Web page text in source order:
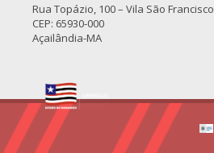
Rua Topázio, 100 – Vila São Francisco
CEP: 65930-000
Açailândia-MA